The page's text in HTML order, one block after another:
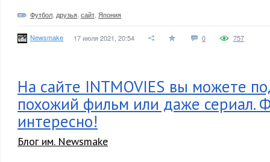
Футбол друзья сайт Япония
Newsmake 17 июля 2021, 20:54 0 757
На сайте INTMOVIES вы можете
похожий фильм или даже сериал.
интересно!
Блог им. Newsmake